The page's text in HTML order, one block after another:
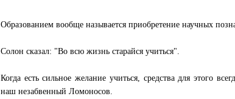
Образованием вообще называется приобретение научных
Солон сказал: "Во всю жизнь старайся учиться".
Когда есть сильное желание учиться, средства для этого
наш незабвенный Ломоносов.